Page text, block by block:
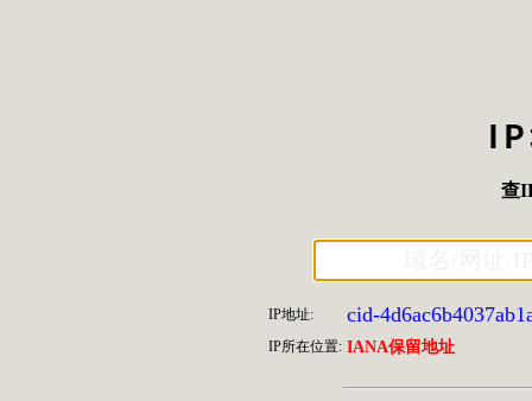
查
IP地址: cid-
IP所在位置: IANA保留地址